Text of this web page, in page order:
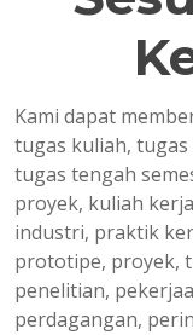
Kami dapat
tugas kuliah,
tugas tengah
proyek, kuliah
industri, praktik
prototipe, proyek,
penelitian,
perdagangan,